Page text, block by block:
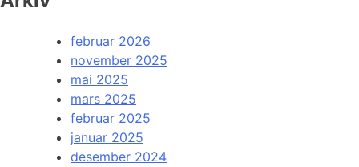
februar 2026
november 2025
mai 2025
mars 2025
februar 2025
januar 2025
desember 2024